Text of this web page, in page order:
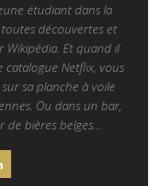
étudiant dans la
découvertes et
Wikipédia. Et quand il
catalogue Netflix, vous
sa planche à voile
Ou dans un bar,
bières belges…